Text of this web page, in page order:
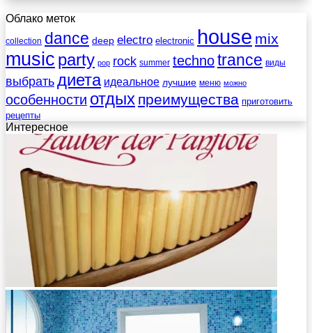
Облако меток
collection dance deep electro electronic house mix
music party pop rock summer technotrance виды
выбратьдиета идеальное лучшие меню можно
особенности отдых преимущества приготовить
рецепты
Интересное